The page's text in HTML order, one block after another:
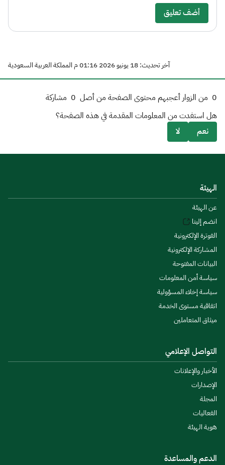
أضف تعليق
آخر تحديث: 18 يونيو 2026 01:16 م المملكة العربية السعودية
0 من الزوار أعجبهم محتوى الصفحة من أصل 0 مشاركة
هل استفدت من المعلومات المقدمة في هذه الصفحة؟
نعم
لا
الهيئة
عن الهيئة
انضم إلينا
الفوترة الإلكترونية
المشاركة الإلكترونية
البيانات المفتوحة
سياسة أمن المعلومات
سياسة إخلاء المسؤولية
اتفاقية مستوى الخدمة
ميثاق المتعاملين
التواصل الإعلامي
الأخبار والإعلانات
الإصدارات
المجلة
الفعاليات
هوية الهيئة
الدعم والمساعدة